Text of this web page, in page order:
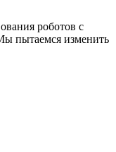
роботов с
пытаемся изменить